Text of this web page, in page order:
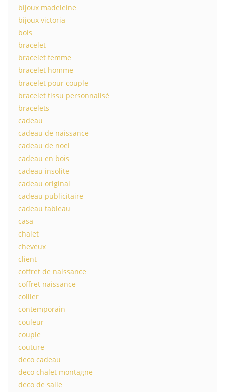
bijoux madeleine
bijoux victoria
bois
bracelet
bracelet femme
bracelet homme
bracelet pour couple
bracelet tissu personnalisé
bracelets
cadeau
cadeau de naissance
cadeau de noel
cadeau en bois
cadeau insolite
cadeau original
cadeau publicitaire
cadeau tableau
casa
chalet
cheveux
client
coffret de naissance
coffret naissance
collier
contemporain
couleur
couple
couture
deco cadeau
deco chalet montagne
deco de salle